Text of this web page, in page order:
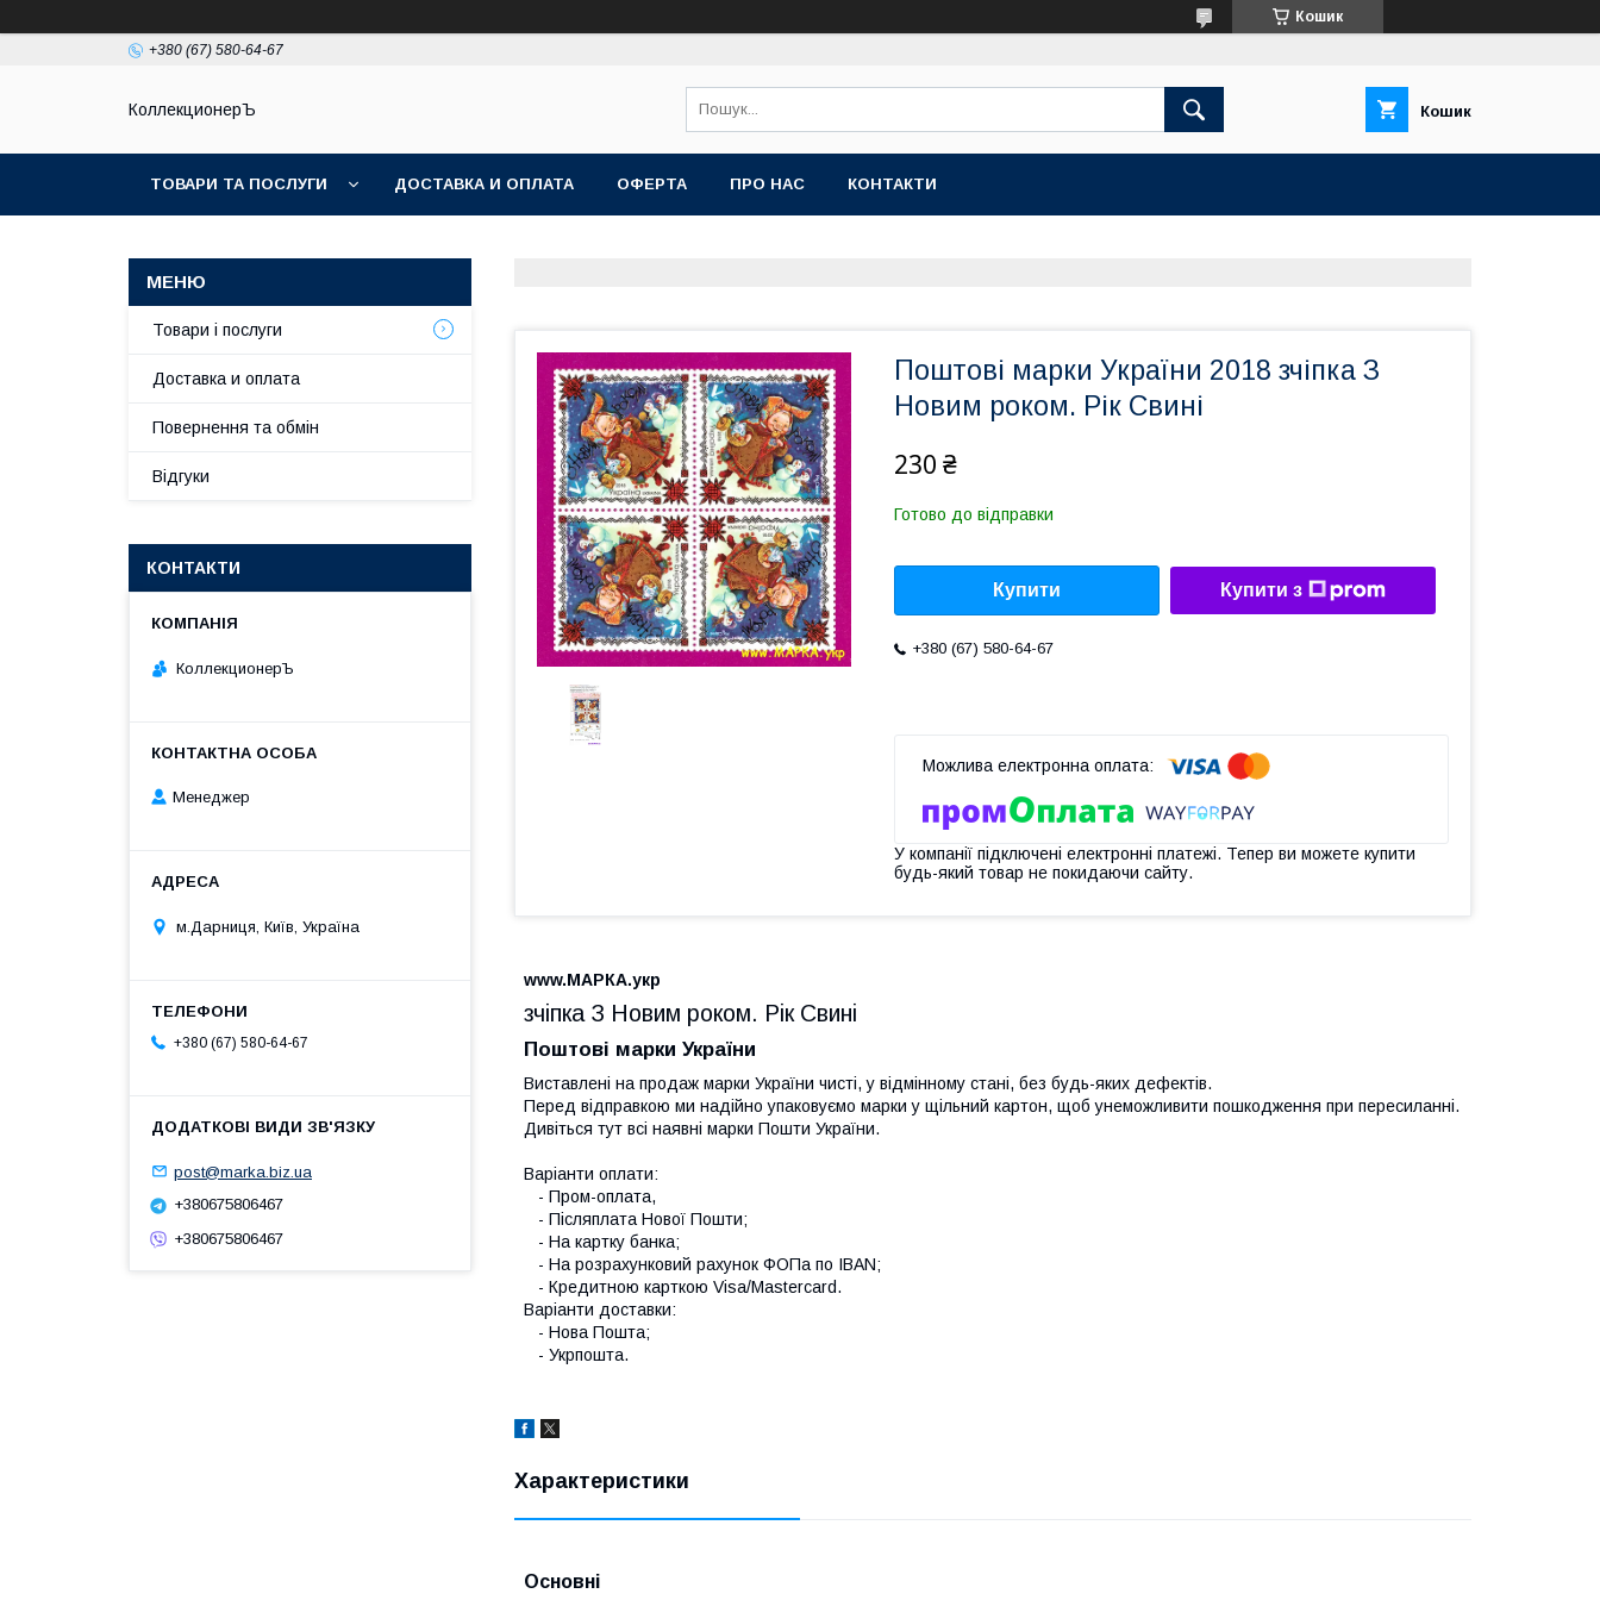
Кошик
+380 (67) 580-64-67
КоллекционерЪ Кошик
ТОВАРИ ТА ПОСЛУГИ ДОСТАВКА И ОПЛАТА ОФЕРТА ПРО НАС КОНТАКТИ
Поштові марки України 2018 зчіпка З
Новим роком. Рік Свині
230 ₴
Готово до відправки
Купити Купити з
+380 (67) 580-64-67
У компанії підключені електронні платежі. Тепер ви можете купити
будь-який товар не покидаючи сайту.
www.МАРКА.укр
зчіпка З Новим роком. Рік Свині
Поштові марки України
Виставлені на продаж марки України чисті, у відмінному стані, без будь-яких дефектів.
Перед відправкою ми надійно упаковуємо марки у щільний картон, щоб унеможливити пошкодження при пересиланні.
Дивіться тут всі наявні марки Пошти України.
Варіанти оплати:
- Пром-оплата,
- Післяплата Нової Пошти;
- На картку банка;
- На розрахунковий рахунок ФОПа по IBAN;
- Кредитною карткою Visa/Mastercard.
Варіанти доставки:
- Нова Пошта;
- Укрпошта.
Характеристики
Основні
Товари і послуги
Доставка и оплата
Повернення та обмін
Відгуки
КОНТАКТИ
КоллекционерЪ
Менеджер
м.Дарниця, Київ, Україна
+380 (67) 580-64-67
post@marka.biz.ua
+380675806467
+380675806467